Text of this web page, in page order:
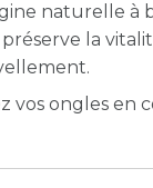
naturelle à
la
vos ongles en